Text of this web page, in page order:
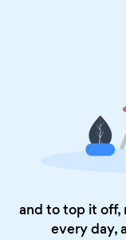
and to top it off,
every day,